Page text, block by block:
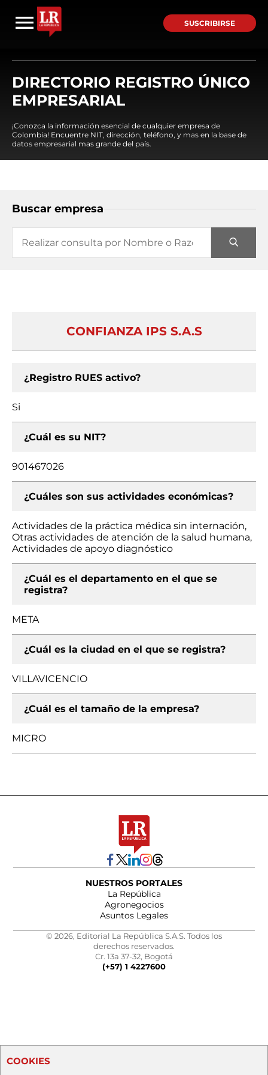
SUSCRIBIRSE
DIRECTORIO REGISTRO ÚNICO
EMPRESARIAL
¡Conozca la información esencial de cualquier empresa de
Colombia! Encuentre NIT, dirección, teléfono, y mas en la base de
datos empresarial mas grande del país.
Buscar empresa
CONFIANZA IPS S.A.S
¿Registro RUES activo?
Si
¿Cuál es su NIT?
901467026
¿Cuáles son sus actividades económicas?
Actividades de la práctica médica sin internación,
Otras actividades de atención de la salud humana,
Actividades de apoyo diagnóstico
¿Cuál es el departamento en el que se
registra?
META
¿Cuál es la ciudad en el que se registra?
VILLAVICENCIO
¿Cuál es el tamaño de la empresa?
MICRO
NUESTROS PORTALES
La República
Agronegocios
Asuntos Legales
© 2026, Editorial La República S.A.S. Todos los
derechos reservados.
Cr. 13a 37-32, Bogotá
(+57) 1 4227600
COOKIES